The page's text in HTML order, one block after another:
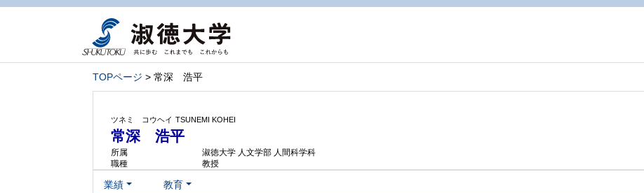
TOPページ > 常深 浩平
ツネミ コウヘイ TSUNEMI KOHEI
常深 浩平
所属
淑徳大学 人文学部 人間科学科
職種
教授
業績 教育